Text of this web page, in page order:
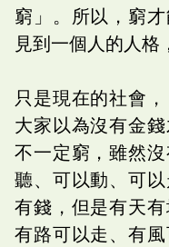
窮」。所以，窮
見到一個人的人格
只是現在的社會
大家以為沒有金
不一定窮，雖然
聽、可以動、可
有錢，但是有天有
有路可以走、有